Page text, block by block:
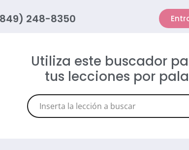
248-8350
Utiliza este buscador
tus lecciones por